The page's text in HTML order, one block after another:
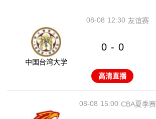
12:30
08-08 友谊赛
中国台湾大学
0 - 0
高清直播
15:00
08-08 CBA夏季赛